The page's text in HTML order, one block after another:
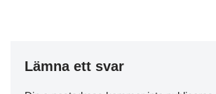
Lämna ett svar